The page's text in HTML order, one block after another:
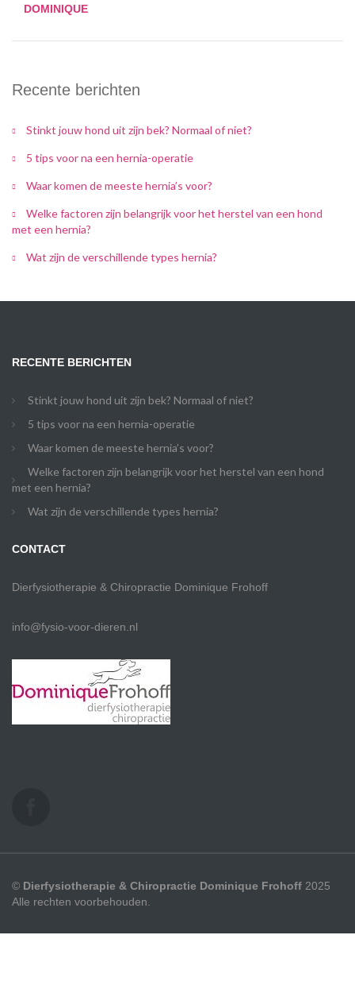
DOMINIQUE
Recente berichten
Stinkt jouw hond uit zijn bek? Normaal of niet?
5 tips voor na een hernia-operatie
Waar komen de meeste hernia’s voor?
Welke factoren zijn belangrijk voor het herstel van een hond
met een hernia?
Wat zijn de verschillende types hernia?
RECENTE BERICHTEN
Stinkt jouw hond uit zijn bek? Normaal of niet?
5 tips voor na een hernia-operatie
Waar komen de meeste hernia’s voor?
Welke factoren zijn belangrijk voor het herstel van een hond
met een hernia?
Wat zijn de verschillende types hernia?
CONTACT
Dierfysiotherapie & Chiropractie Dominique Frohoff
info@fysio-voor-dieren.nl
© Dierfysiotherapie & Chiropractie Dominique Frohoff 2025
Alle rechten voorbehouden.